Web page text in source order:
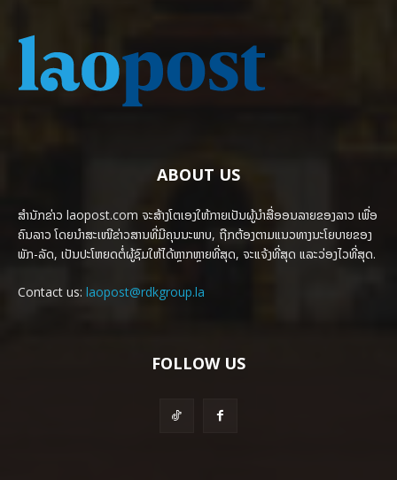
ABOUT US
ສຳນັກຂ່າວ laopost.com ຈະສ້າງໂຕເອງໃຫ້ກາຍເປັນຜູ້ນຳສື່ອອນລາຍຂອງລາວ ເພື່ອ
ຄົນລາວ ໂດຍນຳສະເໜີຂ່າວສານທີ່ມີຄຸນນະພາບ, ຖືກຕ້ອງຕາມແນວທາງນະໂຍບາຍຂອງ
ພັກ-ລັດ, ເປັນປະໂຫຍດຕໍ່ຜູ້ຊົມໃຫ້ໄດ້ຫຼາກຫຼາຍທີ່ສຸດ, ຈະແຈ້ງທີ່ສຸດ ແລະວ່ອງໄວທີ່ສຸດ.
Contact us: laopost@rdkgroup.la
FOLLOW US